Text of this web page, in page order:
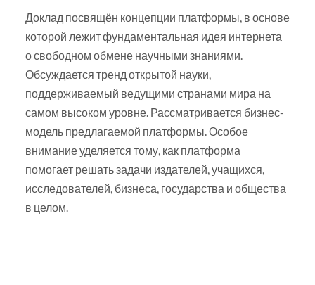
Доклад посвящён концепции платформы, в основе
которой лежит фундаментальная идея интернета
о свободном обмене научными знаниями.
Обсуждается тренд открытой науки,
поддерживаемый ведущими странами мира на
самом высоком уровне. Рассматривается бизнес-
модель предлагаемой платформы. Особое
внимание уделяется тому, как платформа
помогает решать задачи издателей, учащихся,
исследователей, бизнеса, государства и общества
в целом.